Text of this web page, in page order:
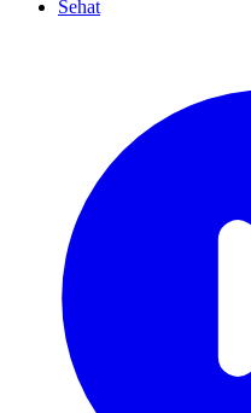
Sehat